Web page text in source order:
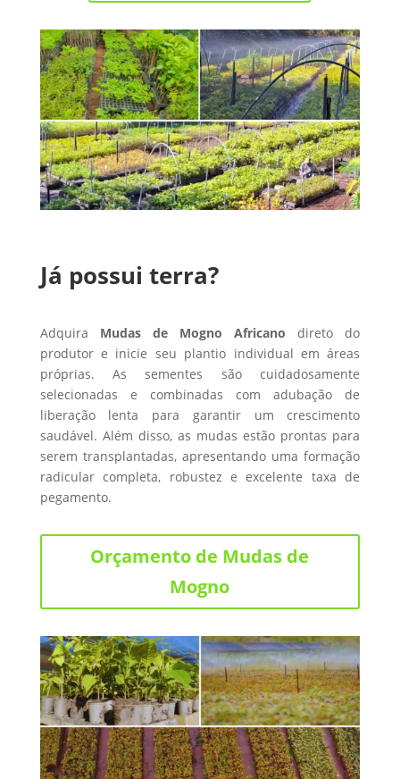
Já possui terra?
Adquira Mudas de Mogno Africano direto do
produtor e inicie seu plantio individual em áreas
próprias. As sementes são cuidadosamente
selecionadas e combinadas com adubação de
liberação lenta para garantir um crescimento
saudável. Além disso, as mudas estão prontas para
serem transplantadas, apresentando uma formação
radicular completa, robustez e excelente taxa de
pegamento.
Orçamento de Mudas de
Mogno